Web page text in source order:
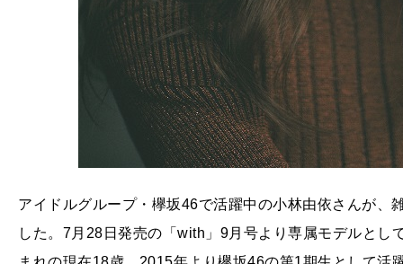
アイドルグループ・欅坂46で活躍中の小林由依さんが、
した。7月28日発売の「with」9月号より専属モデルと